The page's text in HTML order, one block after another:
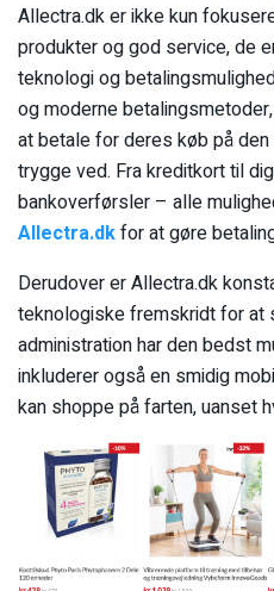
Allectra.dk er ikke kun
produkter og god service, de
teknologi og
og moderne
at betale for deres køb på
trygge ved. Fra kreditkort til
bankoverførsler – alle
Allectra.dkfor at gøre
Derudover er Allectra.dk
teknologiske fremskridt for at
administration har den bedst
inkluderer også en smidig
kan shoppe på farten, uanset